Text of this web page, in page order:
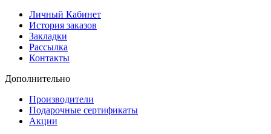
Личный Кабинет
История заказов
Закладки
Рассылка
Контакты
Дополнительно
Производители
Подарочные сертификаты
Акции